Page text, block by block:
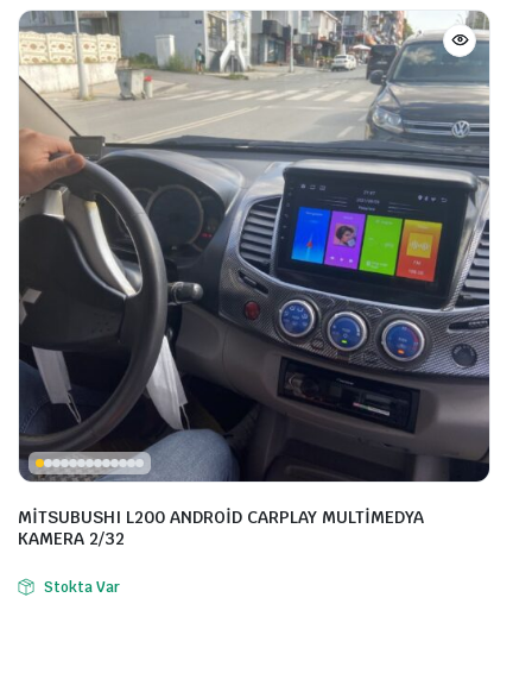
MİTSUBUSHI L200 ANDROİD CARPLAY MULTİMEDYA
KAMERA 2/32
Stokta Var